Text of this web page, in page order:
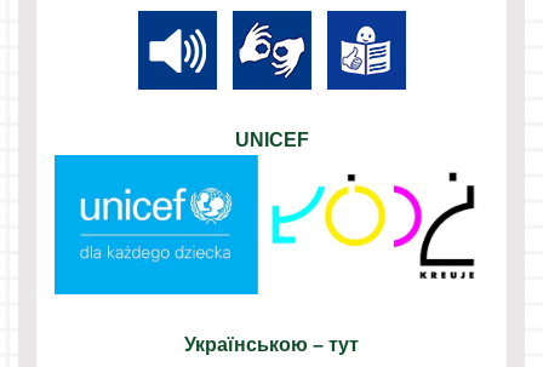
UNICEF
Українською – тут